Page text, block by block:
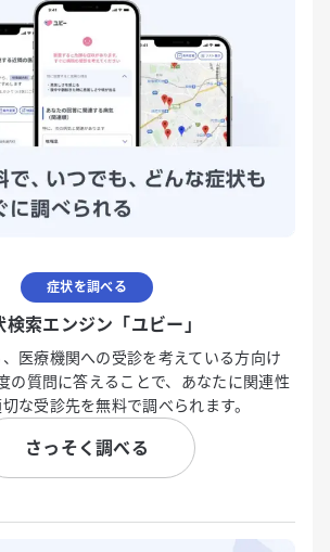
症状を調べる
検索エンジン「ユビー」
医療機関への受診を考えている方向け
の質問に答えることで、あなたに関連性
な受診先を無料で調べられます。
さっそく調べる